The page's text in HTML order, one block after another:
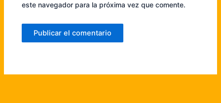
este navegador para la próxima vez que comente.